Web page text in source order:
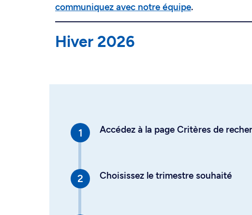
communiquez avec notre équipe.
Hiver 2026
Accédez à la page Critères de
Choisissez le trimestre souhaité